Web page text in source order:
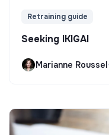
Retraining guide
Seeking IKIGAI
Marianne Roussel